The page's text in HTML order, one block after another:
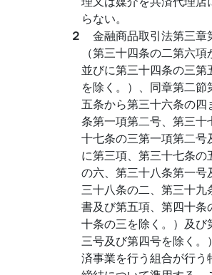
らない。
２ 金融商品取引法第三章
（第三十四条の二第六
並びに第三十四条の三第
を除く。）、同章第二
五条から第三十六条の四
条第一項第二号、第三十
十七条の三第一項第二号
に第三項、第三十七条の
の六、第三十八条第一号
三十八条の二、第三十九
書及び第五項、第四十条
十条の三を除く。）及び
三号及び第四号を除く。
済事業を行う組合が行う